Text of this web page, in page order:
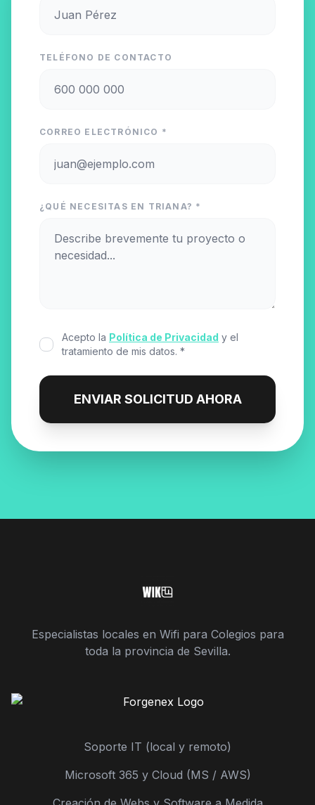
TELÉFONO DE CONTACTO
CORREO ELECTRÓNICO *
¿QUÉ NECESITAS EN TRIANA? *
Acepto la Política de Privacidad y el
tratamiento de mis datos. *
ENVIAR SOLICITUD AHORA
Especialistas locales en Wifi para Colegios para
toda la provincia de Sevilla.
Soporte IT (local y remoto)
Microsoft 365 y Cloud (MS / AWS)